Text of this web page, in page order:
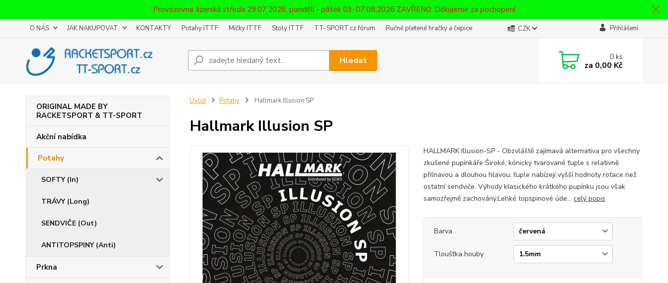
Provozovna Jizerská středa 29.07.2026, pondělí - pátek 03.-07.08.2026 ZAVŘENO. Děkujeme za pochopení
O NÁS JAK NAKUPOVAT KONTAKTY Potahy ITTF Míčky ITTF Stoly ITTF TT-SPORT.cz fórum Ručně pletené hračky a čepice CZK Přihlášení
Hledat 0ks
za 0,00 Kč
ORIGINAL MADE BY
RACKETSPORT & TT-SPORT
Akční nabídka
Potahy
SOFTY (In)
TRÁVY (Long)
SENDVIČE (Out)
ANTITOPSPINY (Anti)
Prkna
Úvod Potahy Hallmark Illusion SP
Hallmark Illusion SP
HALLMARK Illusion-SP - Obzvláště zajímavá alternativa pro všechny
zkušené pupínkáře Široké, kónicky tvarované ťuple s relativně
přilnavou a dlouhou hlavou, ťuple nabízejí vyšší hodnoty rotace než
ostatní sendviče. Výhody klasického krátkého pupínku jsou však
samozřejmě zachovány.Lehké topspinové úde... celý popis
Barva
Tloušťka houby